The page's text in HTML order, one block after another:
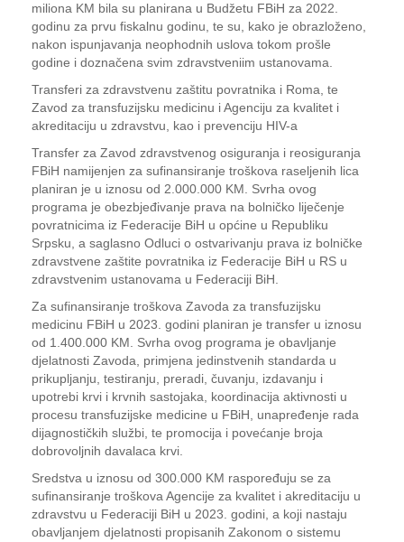
miliona KM bila su planirana u Budžetu FBiH za 2022.
godinu za prvu fiskalnu godinu, te su, kako je obrazloženo,
nakon ispunjavanja neophodnih uslova tokom prošle
godine i doznačena svim zdravstveniim ustanovama.
Transferi za zdravstvenu zaštitu povratnika i Roma, te
Zavod za transfuzijsku medicinu i Agenciju za kvalitet i
akreditaciju u zdravstvu, kao i prevenciju HIV-a
Transfer za Zavod zdravstvenog osiguranja i reosiguranja
FBiH namijenjen za sufinansiranje troškova raseljenih lica
planiran je u iznosu od 2.000.000 KM. Svrha ovog
programa je obezbjeđivanje prava na bolničko liječenje
povratnicima iz Federacije BiH u općine u Republiku
Srpsku, a saglasno Odluci o ostvarivanju prava iz bolničke
zdravstvene zaštite povratnika iz Federacije BiH u RS u
zdravstvenim ustanovama u Federaciji BiH.
Za sufinansiranje troškova Zavoda za transfuzijsku
medicinu FBiH u 2023. godini planiran je transfer u iznosu
od 1.400.000 KM. Svrha ovog programa je obavljanje
djelatnosti Zavoda, primjena jedinstvenih standarda u
prikupljanju, testiranju, preradi, čuvanju, izdavanju i
upotrebi krvi i krvnih sastojaka, koordinacija aktivnosti u
procesu transfuzijske medicine u FBiH, unapređenje rada
dijagnostičkih službi, te promocija i povećanje broja
dobrovoljnih davalaca krvi.
Sredstva u iznosu od 300.000 KM raspoređuju se za
sufinansiranje troškova Agencije za kvalitet i akreditaciju u
zdravstvu u Federaciji BiH u 2023. godini, a koji nastaju
obavljanjem djelatnosti propisanih Zakonom o sistemu